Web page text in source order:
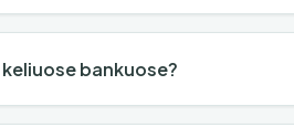
bankuose?